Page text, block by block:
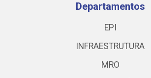
Departamentos
EPI
INFRAESTRUTURA
MRO